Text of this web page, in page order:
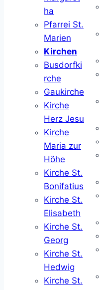
ha
Pfarrei St.
Marien
Kirchen
Busdorfki
rche
Gaukirche
Kirche
Herz Jesu
Kirche
Maria zur
Höhe
Kirche St.
Bonifatius
Kirche St.
Elisabeth
Kirche St.
Georg
Kirche St.
Hedwig
Kirche St.